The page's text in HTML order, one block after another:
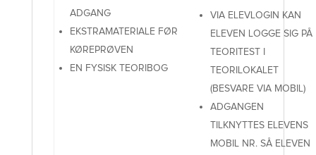
ADGANG
EKSTRAMATERIALE FØR
KØREPRØVEN
EN FYSISK TEORIBOG
VIA ELEVLOGIN KAN
ELEVEN LOGGE SIG PÅ
TEORITEST I
TEORILOKALET
(BESVARE VIA MOBIL)
ADGANGEN
TILKNYTTES ELEVENS
MOBIL NR. SÅ ELEVEN